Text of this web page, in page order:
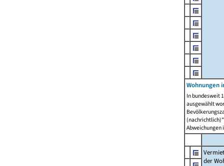
Wohnungen
In bundesweit
ausgewählt
Abweichungen
der